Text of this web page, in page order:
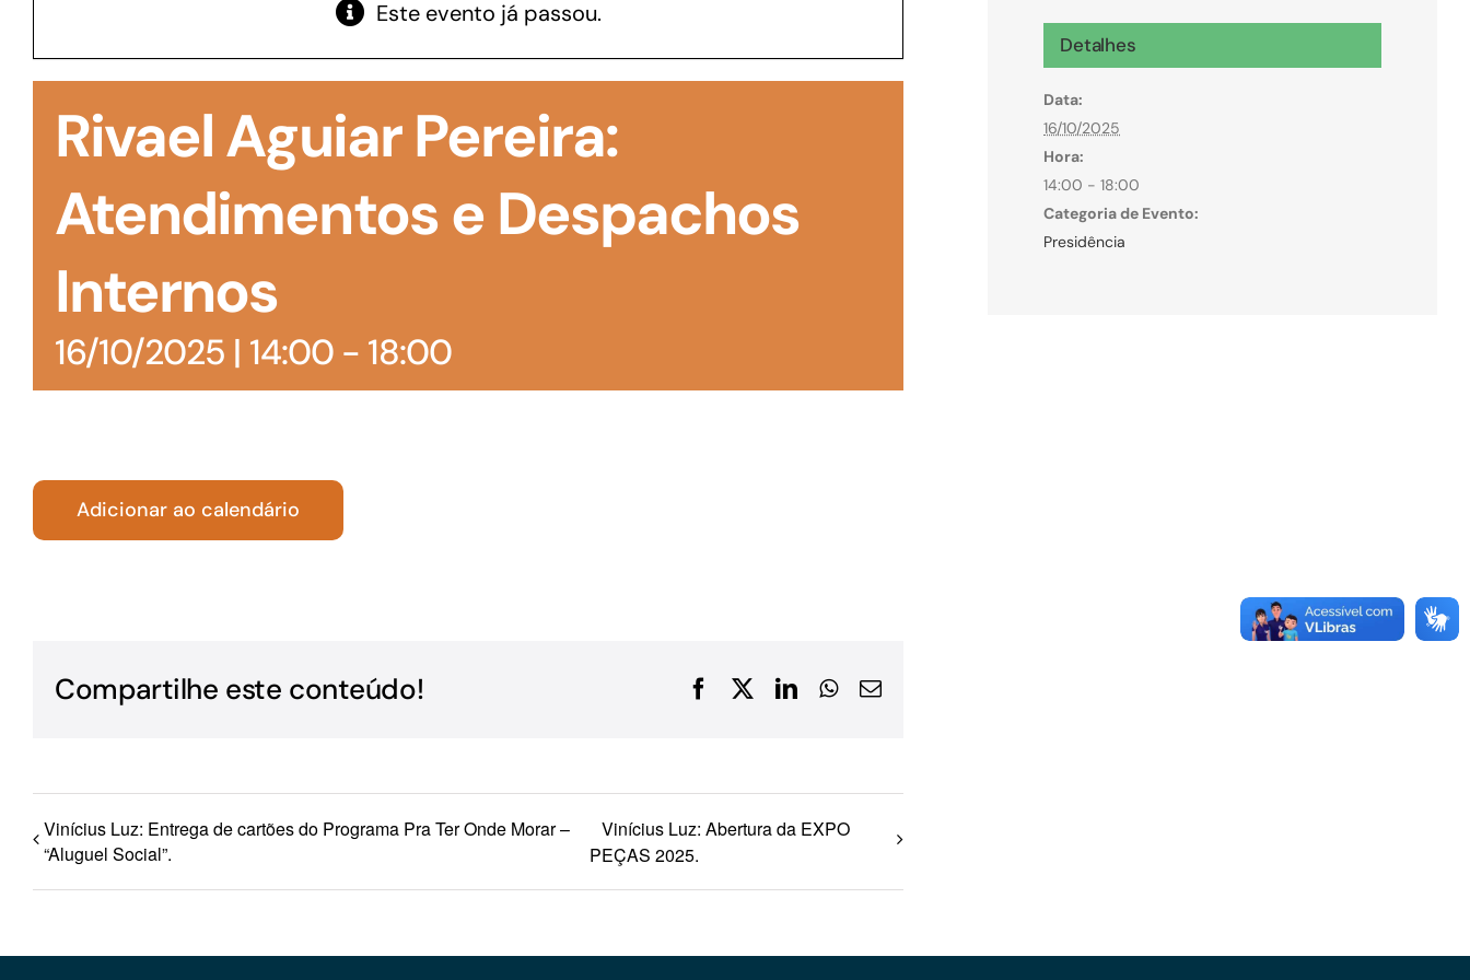
manutenção de estoques e despesas operacionais
realizar obras, dentre outros serviços
Microcrédito
Para MEI, microempresas e pessoas físicas
(feirantes e transportes)
Para os negócios voltados aos serviços do setor de
turismo
Este evento já passou.
Rivael Aguiar Pereira:
Atendimentos e Despachos
Internos
16/10/2025 | 14:00- 18:00
Adicionar ao calendário
Compartilhe este conteúdo! FacebookLinkedInWhatsApp
E-
Vinícius Luz: Entrega de cartões do Programa Pra Ter Onde Morar –
“Aluguel Social”.
Vinícius Luz: Abertura da EXPO
PEÇAS 2025.
Detalhes
Data:
16/10/2025
Hora:
14:00 - 18:00
Categoria de Evento:
Presidência